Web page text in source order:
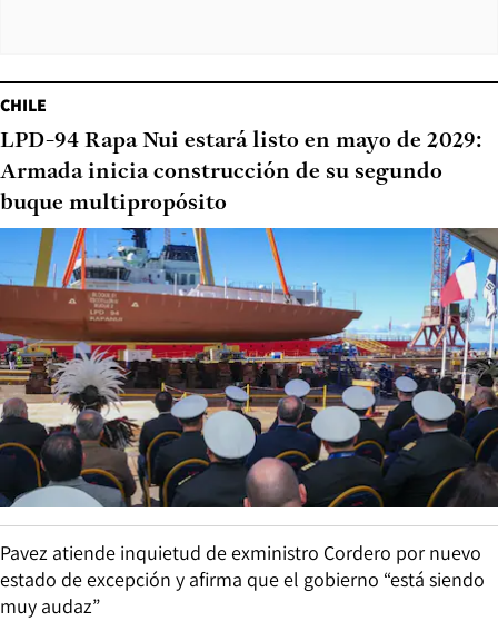
CHILE
LPD-94 Rapa Nui estará listo en mayo de 2029:
Armada inicia construcción de su segundo
buque multipropósito
Pavez atiende inquietud de exministro Cordero por nuevo
estado de excepción y afirma que el gobierno “está siendo
muy audaz”